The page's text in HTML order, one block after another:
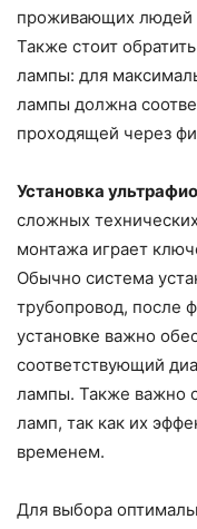
проживающих людей
Также стоит
лампы: для
лампы должна
проходящей через
Установка
сложных
монтажа играет
Обычно система
трубопровод, после
установке важно
соответствующий
лампы. Также важно
ламп, так как их
временем.
Для выбора